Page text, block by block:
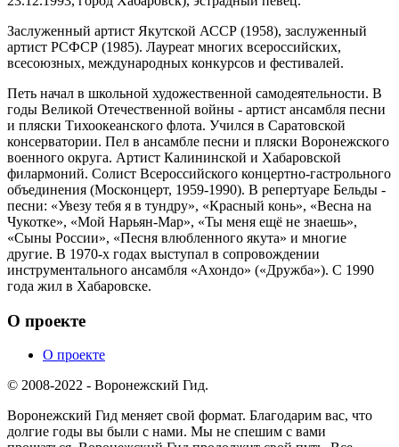
Заслуженный артист Якутской АССР (1958), заслуженный
артист РСФСР (1985). Лауреат многих всероссийских,
всесоюзных, международных конкурсов и фестивалей.
Петь начал в школьной художественной самодеятельности. В
годы Великой Отечественной войны - артист ансамбля песни
и пляски Тихоокеанского флота. Учился в Саратовской
консерватории. Пел в ансамбле песни и пляски Воронежского
военного округа. Артист Калининской и Хабаровской
филармоний. Солист Всероссийского концертно-гастрольного
объединения (Москонцерт, 1959-1990). В репертуаре Бельды -
песни: «Увезу тебя я в тундру», «Красный конь», «Весна на
Чукотке», «Мой Нарьян-Мар», «Ты меня ещё не знаешь»,
«Сыны России», «Песня влюбленного якута» и многие
другие. В 1970-х годах выступал в сопровождении
инструментального ансамбля «Ахондо» («Дружба»). С 1990
года жил в Хабаровске.
О проекте
О проекте
© 2008-2022 - Воронежский Гид.
Воронежский Гид меняет свой формат. Благодарим вас, что
долгие годы вы были с нами. Мы не спешим с вами